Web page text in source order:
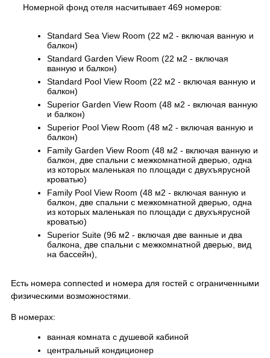
Номерной фонд отеля насчитывает 469 номеров:
Standard Sea View Room (22 м2 - включая ванную и
балкон)
Standard Garden View Room (22 м2 - включая
ванную и балкон)
Standard Pool View Room (22 м2 - включая ванную и
балкон)
Superior Garden View Room (48 м2 - включая ванную
и балкон)
Superior Pool View Room (48 м2 - включая ванную и
балкон)
Family Garden View Room (48 м2 - включая ванную и
балкон, две спальни с межкомнатной дверью, одна
из которых маленькая по площади с двухъярусной
кроватью)
Family Pool View Room (48 м2 - включая ванную и
балкон, две спальни с межкомнатной дверью, одна
из которых маленькая по площади с двухъярусной
кроватью)
Superior Suite (96 м2 - включая две ванные и два
балкона, две спальни с межкомнатной дверью, вид
на бассейн),
Есть номера connected и номера для гостей с ограниченными
физическими возможностями.
В номерах:
ванная комната с душевой кабиной
центральный кондиционер